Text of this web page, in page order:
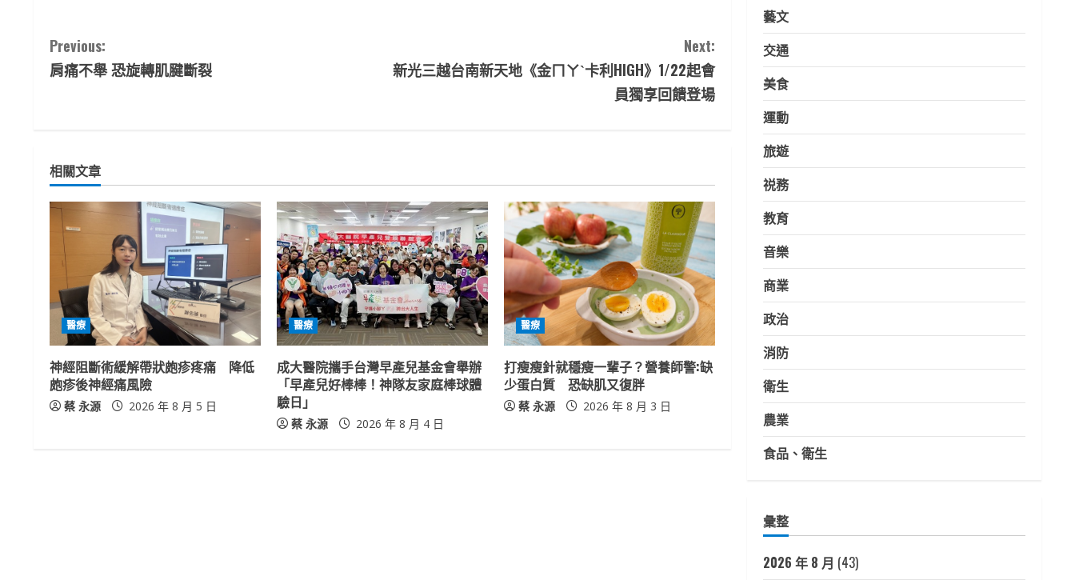
C
o
i
n
e
R
e
a
d
Previous:
肩痛不舉 恐旋轉肌腱斷裂
Next:
新光三越台南新天地《金ㄇㄚˋ卡利HIGH》1/22起會
員獨享回饋登場
相關文章
醫療
神經阻斷術緩解帶狀皰疹疼痛 降低
皰疹後神經痛風險
蔡 永源 2026 年 8 月 5 日
醫療
成大醫院攜手台灣早產兒基金會舉辦
「早產兒好棒棒！神隊友家庭棒球體
驗日」
蔡 永源 2026 年 8 月 4 日
醫療
打瘦瘦針就穩瘦一輩子？營養師警:缺
少蛋白質 恐缺肌又復胖
蔡 永源 2026 年 8 月 3 日
藝文
交通
美食
運動
旅遊
祱務
教育
音樂
商業
政治
消防
衛生
農業
食品、衛生
彙整
2026 年 8 月 (43)